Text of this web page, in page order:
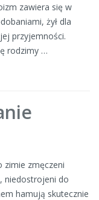
zawiera się w
żył dla
przyjemności.
rodzimy …
zimie zmęczeni
niedostrojeni do
hamują skutecznie